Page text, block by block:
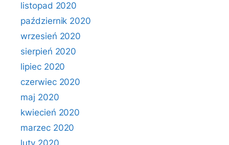
listopad 2020
październik 2020
wrzesień 2020
sierpień 2020
lipiec 2020
czerwiec 2020
maj 2020
kwiecień 2020
marzec 2020
luty 2020